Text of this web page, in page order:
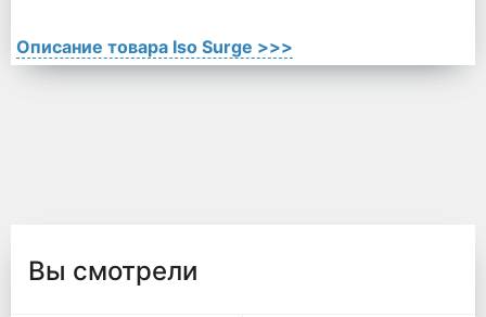
Описание товара Iso Surge >>>
Вы смотрели